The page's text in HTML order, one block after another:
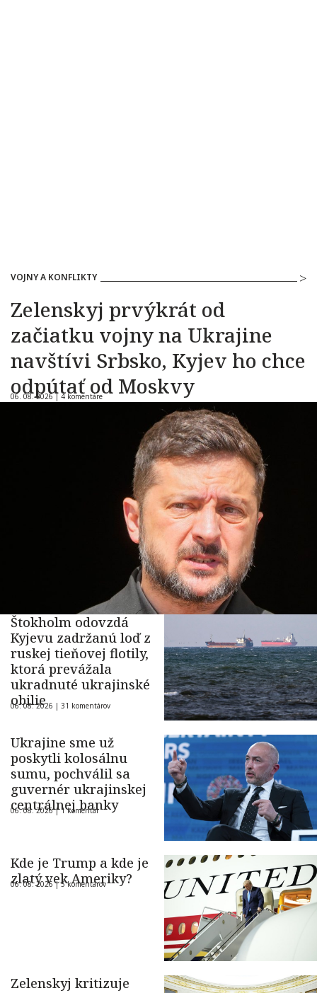
VOJNY A KONFLIKTY
Zelenskyj prvýkrát od
začiatku vojny na Ukrajine
navštívi Srbsko, Kyjev ho chce
odpútať od Moskvy
06. 08. 2026 | 4 komentáre
Štokholm odovzdá
Kyjevu zadržanú loď z
ruskej tieňovej flotily,
ktorá prevážala
ukradnuté ukrajinské
obilie
06. 08. 2026 | 31 komentárov
Ukrajine sme už
poskytli kolosálnu
sumu, pochválil sa
guvernér ukrajinskej
centrálnej banky
06. 08. 2026 |1 komentár
Kde je Trump a kde je
zlatý vek Ameriky?
06. 08. 2026 |5 komentárov
Zelenskyj kritizuje